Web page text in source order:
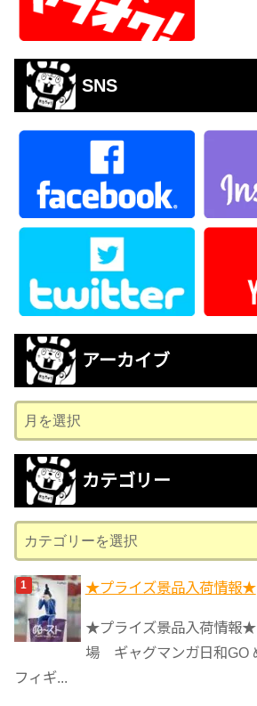
SNS
アーカイブ
ー
カ
ブ
カテゴリー
テ
ゴ
リ
ー
★プライズ景品入荷情報★
★プライズ景品入荷情報★
場 ギャグマンガ日和GO
フィギ...